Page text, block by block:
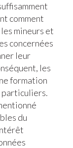
comment
mineurs et
concernées
leur
les
formation
particuliers.
du